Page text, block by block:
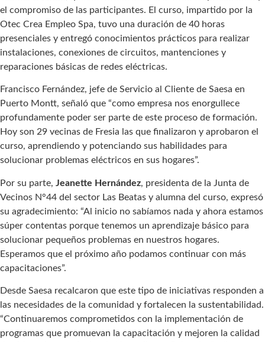
el compromiso de las participantes. El curso, impartido por la
Otec Crea Empleo Spa, tuvo una duración de 40 horas
presenciales y entregó conocimientos prácticos para realizar
instalaciones, conexiones de circuitos, mantenciones y
reparaciones básicas de redes eléctricas.
Francisco Fernández, jefe de Servicio al Cliente de Saesa en
Puerto Montt, señaló que “como empresa nos enorgullece
profundamente poder ser parte de este proceso de formación.
Hoy son 29 vecinas de Fresia las que finalizaron y aprobaron el
curso, aprendiendo y potenciando sus habilidades para
solucionar problemas eléctricos en sus hogares”.
Por su parte, Jeanette Hernández, presidenta de la Junta de
Vecinos N°44 del sector Las Beatas y alumna del curso, expresó
su agradecimiento: “Al inicio no sabíamos nada y ahora estamos
súper contentas porque tenemos un aprendizaje básico para
solucionar pequeños problemas en nuestros hogares.
Esperamos que el próximo año podamos continuar con más
capacitaciones”.
Desde Saesa recalcaron que este tipo de iniciativas responden a
las necesidades de la comunidad y fortalecen la sustentabilidad.
“Continuaremos comprometidos con la implementación de
programas que promuevan la capacitación y mejoren la calidad